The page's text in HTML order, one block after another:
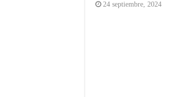
24 septiembre, 2024